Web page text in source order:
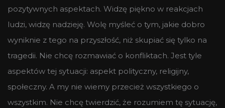
pozytywnych aspektach. Widzę piękno w reakcjach
ludzi, widzę nadzieję. Wolę myśleć o tym, jakie dobro
wyniknie z tego na przyszłość, niż skupiać się tylko na
tragedii. Nie chcę rozmawiać o konfliktach. Jest tyle
aspektów tej sytuacji: aspekt polityczny, religijny,
społeczny. A my nie wiemy przecież wszystkiego o
wszystkim. Nie chcę twierdzić, że rozumiem tę sytuację,